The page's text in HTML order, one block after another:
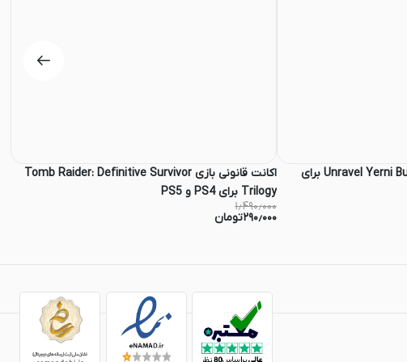
اکانت قانونی باندل بازی Unravel Yerni Bundle برای
اکانت قانونی بازی Tomb Raider: Definitive Survivor
Trilogy برای PS4 و PS5
۱٫۴۹۰٫۰۰۰
۲۹۰٫۰۰۰تومان